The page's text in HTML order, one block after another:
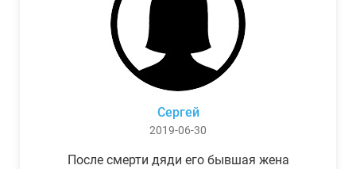
Сергей
2019-06-30
После смерти дяди его бывшая жена